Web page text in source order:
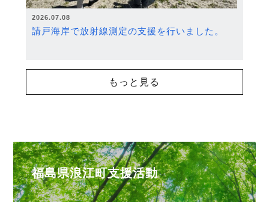
2026.07.08
請戸海岸で放射線測定の支援を行いました。
もっと見る
福島県浪江町支援活動